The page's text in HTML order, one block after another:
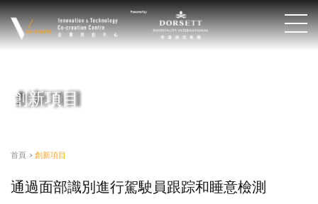
創新項目
首頁 > 創新項目
通過面部識別進行駕駛員跟踪和睡意檢測